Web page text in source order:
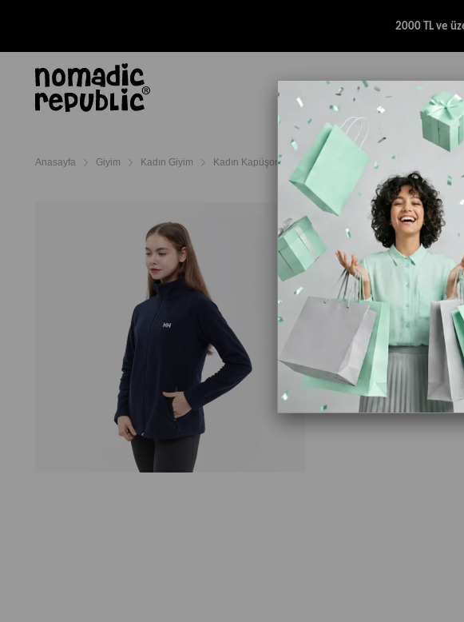
2000 TL ve
AYAKKABI TERLİK & SANDALET
Anasayfa Giyim Kadın Giyim Kadın Kapüşonlu Üst ve Sweatshirt Helly Hansen